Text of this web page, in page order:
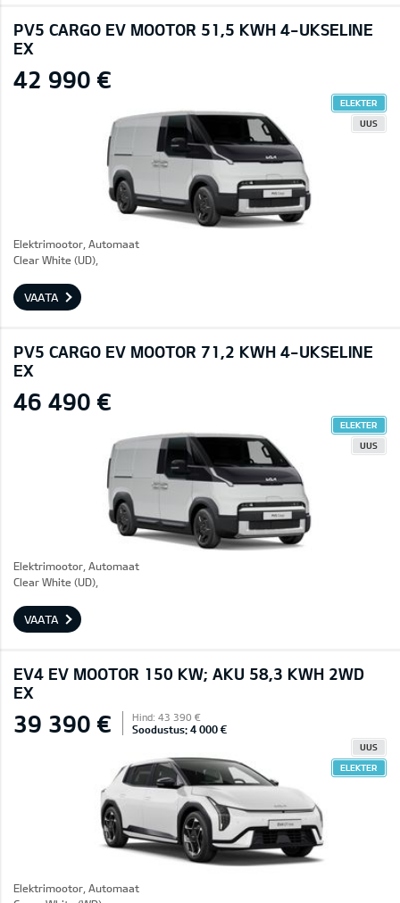
PV5 CARGO EV MOOTOR 51,5 KWH 4-UKSELINE
EX
42 990 €
ELEKTER
UUS
Elektrimootor, Automaat
Clear White (UD),
VAATA
PV5 CARGO EV MOOTOR 71,2 KWH 4-UKSELINE
EX
46 490 €
ELEKTER
UUS
Elektrimootor, Automaat
Clear White (UD),
VAATA
EV4 EV MOOTOR 150 KW; AKU 58,3 KWH 2WD
EX
39 390 € Hind: 43 390 €
Soodustus: 4 000 €
UUS
ELEKTER
Elektrimootor, Automaat